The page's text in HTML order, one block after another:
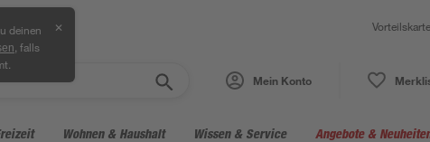
deinen
, falls
✕ Vorteilskarte
Mein Konto
Wohnen & Haushalt Wissen & Service Angebote &